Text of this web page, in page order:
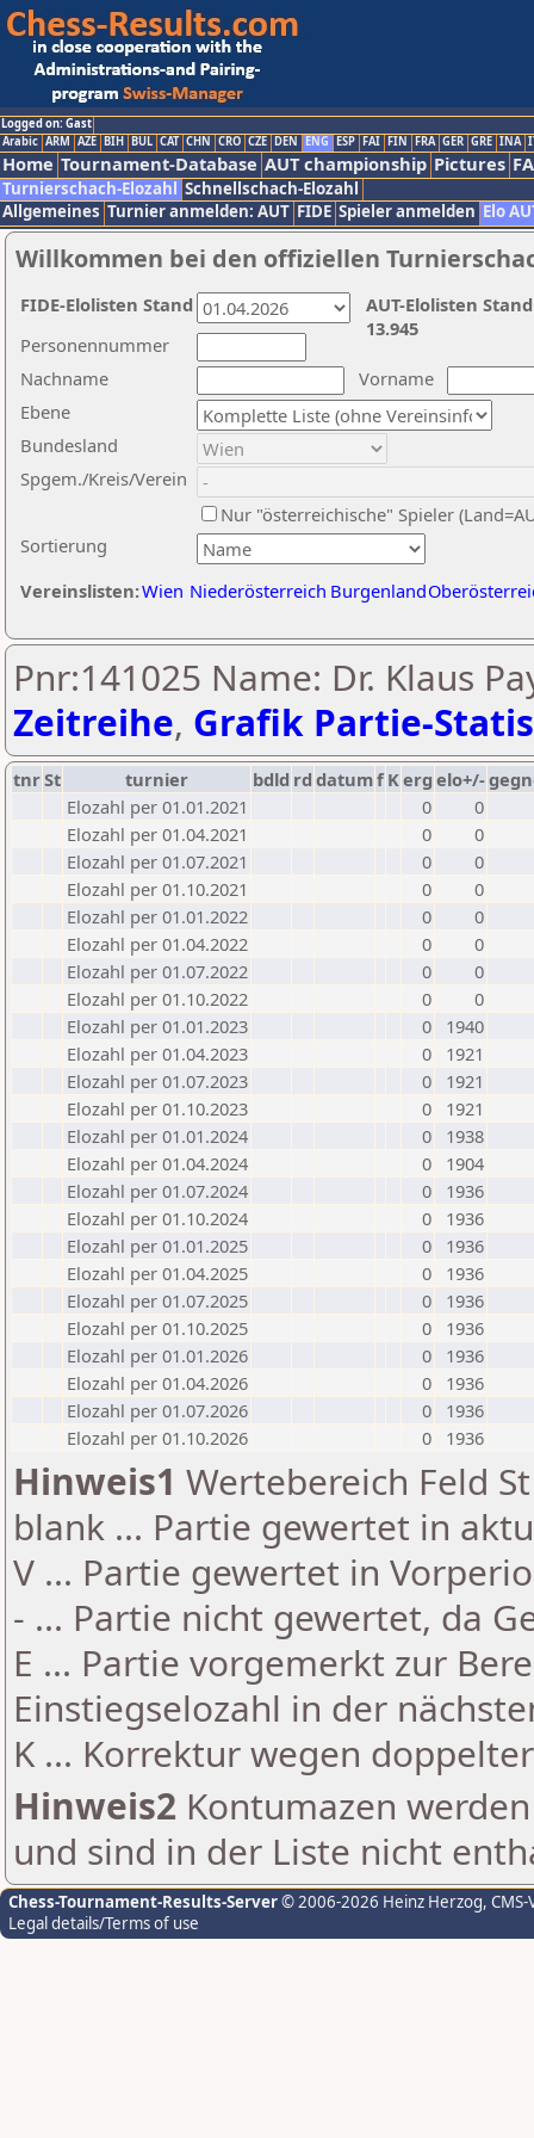
Logged on: Gast
Arabic ARM AZE BIH BUL CAT CHN CRO CZE DEN ENG ESP FAI FIN FRA GER GRE INA
Home Tournament-Database AUT championship Pictures
Turnierschach-Elozahl Schnellschach-Elozahl
Allgemeines Turnier anmelden: AUT FIDE Spieler anmelden Elo
Willkommen bei den offiziellen
Nachname
Vorname
Ebene
Sortierung
Personennummer
Bundesland
Spgem./Kreis/Verein
Nur "österreichische" Spieler
Vereinslisten:Wien Niederösterreich Burgenland
AUT-Elolisten
13.945
FIDE-Elolisten Stand
Pnr:141025 Name: Dr. Klaus
Zeitreihe, Grafik Partie-
tnrSt turnier bdld rd datumf Kerg elo+/-
Elozahl per 01.01.2021
0
0
Elozahl per 01.04.2021
0
0
Elozahl per 01.07.2021
0
0
Elozahl per 01.10.2021
0
0
Elozahl per 01.01.2022
0
0
Elozahl per 01.04.2022
0
0
Elozahl per 01.07.2022
0
0
Elozahl per 01.10.2022
0
0
Elozahl per 01.01.2023
0
1940
Elozahl per 01.04.2023
0
1921
Elozahl per 01.07.2023
0
1921
Elozahl per 01.10.2023
0
1921
Elozahl per 01.01.2024
0
1938
Elozahl per 01.04.2024
0
1904
Elozahl per 01.07.2024
0
1936
Elozahl per 01.10.2024
0
1936
Elozahl per 01.01.2025
0
1936
Elozahl per 01.04.2025
0
1936
Elozahl per 01.07.2025
0
1936
Elozahl per 01.10.2025
0
1936
Elozahl per 01.01.2026
0
1936
Elozahl per 01.04.2026
0
1936
Elozahl per 01.07.2026
0
1936
Elozahl per 01.10.2026
0 1936
Hinweis1 Wertebereich Feld
blank ... Partie gewertet in
V ... Partie gewertet in
- ... Partie nicht gewertet, da
E ... Partie vorgemerkt zur
Einstiegselozahl in der
K ... Korrektur wegen
Hinweis2 Kontumazen
und sind in der Liste nicht
Chess-Tournament-Results-Server© 2006-2026 Heinz Herzog,
Legal details/Terms of use